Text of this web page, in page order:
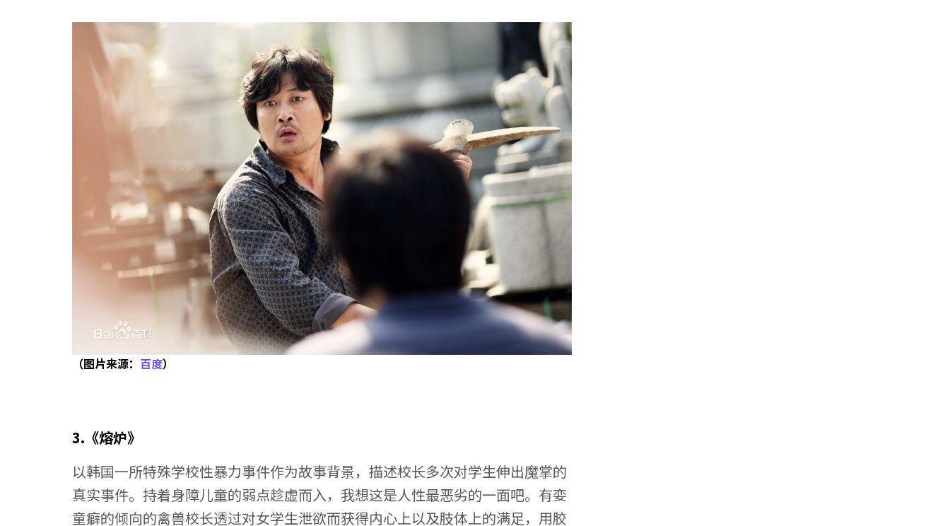
（图片来源： 百度）
3.《熔炉》
以韩国一所特殊学校性暴力事件作为故事背景，描述校长多次对学生伸出魔掌的
真实事件。持着身障儿童的弱点趁虚而入，我想这是人性最恶劣的一面吧。有娈
童癖的倾向的禽兽校长透过对女学生泄欲而获得内心上以及肢体上的满足，用胶